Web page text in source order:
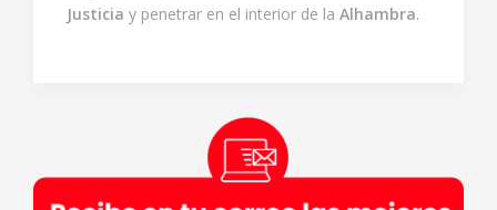
Justicia y penetrar en el interior de la Alhambra.